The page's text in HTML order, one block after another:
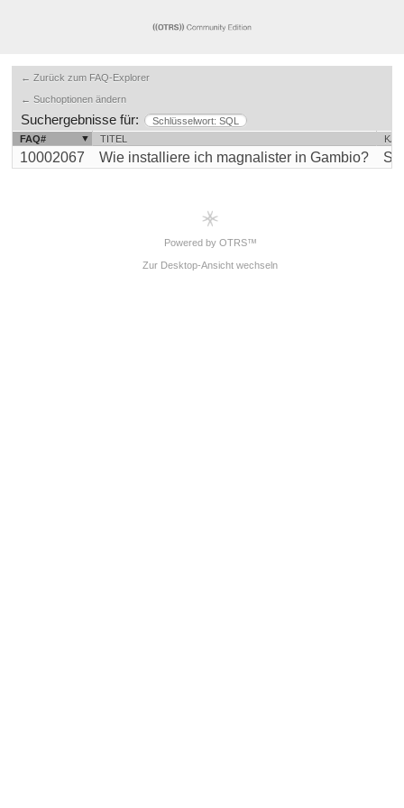
← Zurück zum FAQ-Explorer
← Suchoptionen ändern
Suchergebnisse für:
Schlüsselwort: SQL
FAQ#
TITEL
10002067 Wie installiere ich magnalister in Gambio?
Powered by OTRS™
Zur Desktop-Ansicht wechseln